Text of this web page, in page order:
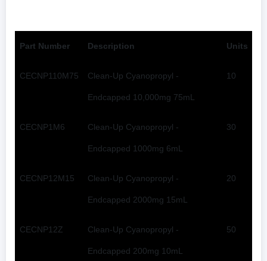
Units
Description
Part Number
10
Clean-Up Cyanopropyl -
Endcapped 10,000mg 75mL
CECNP110M75
30
Clean-Up Cyanopropyl -
Endcapped 1000mg 6mL
CECNP1M6
20
Clean-Up Cyanopropyl -
Endcapped 2000mg 15mL
CECNP12M15
50
Clean-Up Cyanopropyl -
Endcapped 200mg 10mL
CECNP12Z